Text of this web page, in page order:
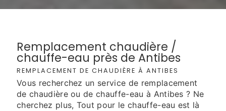
Remplacement chaudière /
chauffe-eau près de Antibes
REMPLACEMENT DE CHAUDIÈRE À ANTIBES
Vous recherchez un service de remplacement
de chaudière ou de chauffe-eau à Antibes ? Ne
cherchez plus, Tout pour le chauffe-eau est là